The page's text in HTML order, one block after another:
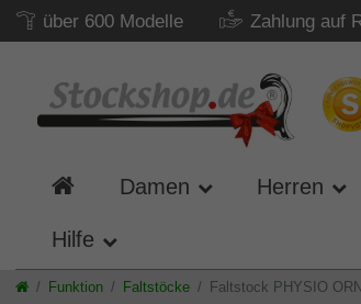
über 600 Modelle Zahlung auf
Damen Herren
Hilfe
Funktion Faltstöcke Faltstock PHYSIO